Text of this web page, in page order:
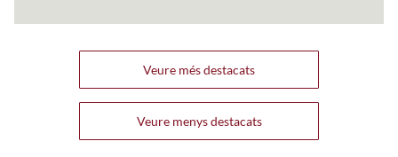
Veure més destacats
Veure menys destacats